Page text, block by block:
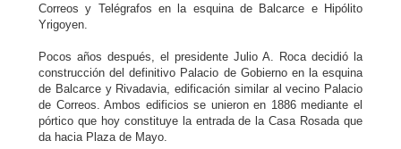
Correos y Telégrafos en la esquina de Balcarce e Hipólito
Yrigoyen.
Pocos años después, el presidente Julio A. Roca decidió la
construcción del definitivo Palacio de Gobierno en la esquina
de Balcarce y Rivadavia, edificación similar al vecino Palacio
de Correos. Ambos edificios se unieron en 1886 mediante el
pórtico que hoy constituye la entrada de la Casa Rosada que
da hacia Plaza de Mayo.